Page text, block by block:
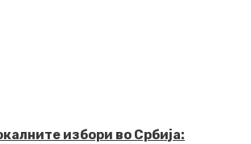
избори во Србија: